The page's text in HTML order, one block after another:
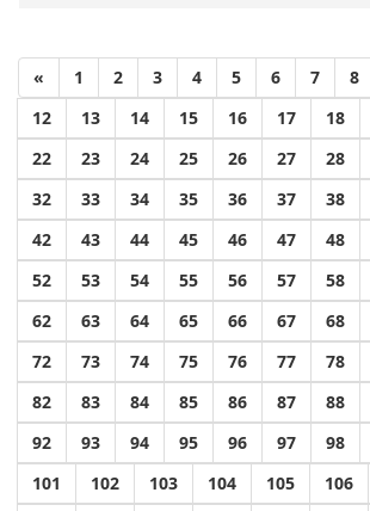
« 1 2 3 4 5 6 7 8
12
13 14 15 16 17 18
22
23 24 25 26 27 28
32
33 34 35 36 37 38
42
43 44 45 46 47 48
52
53 54 55 56 57 58
62
63 64 65 66 67 68
72
73 74 75 76 77 78
82
83 84 85 86 87 88
92
93 94 95 96 97 98
101
102 103 104 105 106